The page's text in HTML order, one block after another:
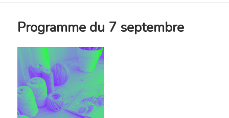
Programme du 7 septembre